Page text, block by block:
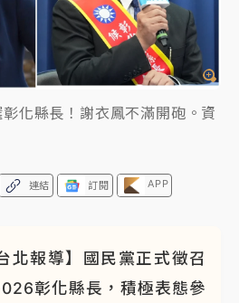
化縣長！謝衣鳳不滿開砲。資
連結 訂閱 APP
北報導】國民黨正式徵召
彰化縣長，積極表態參